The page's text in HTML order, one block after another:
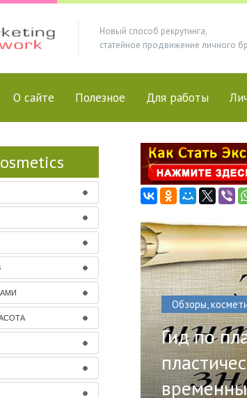
Новый способ рекрутинга,
статейное продвижение личного
О сайте Полезное Для работы
Обзоры,
Гид по